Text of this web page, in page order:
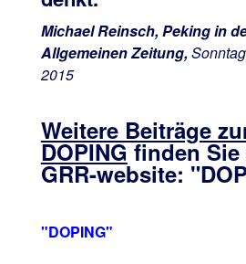
Michael Reinsch, Peking in
Allgemeinen Zeitung,
2015
Weitere Beiträge
DOPINGfinden Sie
GRR-website:
"DOPING"